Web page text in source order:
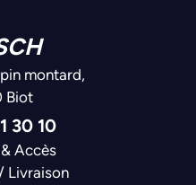
montard,
Biot
30 10
Accès
Livraison